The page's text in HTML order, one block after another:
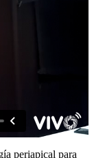
periapical para